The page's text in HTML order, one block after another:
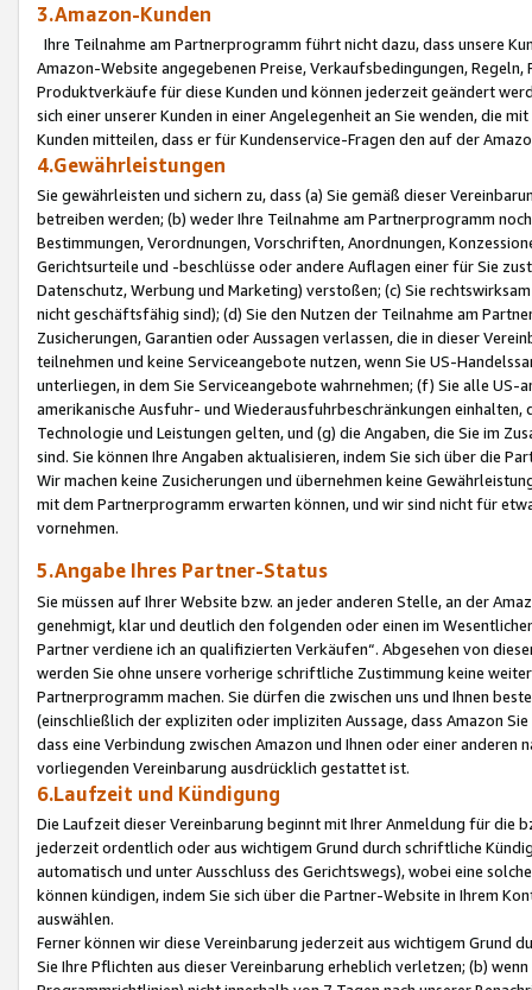
3.Amazon-Kunden
Ihre Teilnahme am Partnerprogramm führt nicht dazu, dass unsere
Amazon-Website angegebenen Preise, Verkaufsbedingungen,
Produktverkäufe für diese Kunden und können jederzeit geändert
sich einer unserer Kunden in einer Angelegenheit an Sie wenden, die
Kunden mitteilen, dass er für Kundenservice-Fragen den auf der
4.Gewährleistungen
Sie gewährleisten und sichern zu, dass (a) Sie gemäß dieser
betreiben werden; (b) weder Ihre Teilnahme am Partnerprogramm
Bestimmungen, Verordnungen, Vorschriften, Anordnungen,
Gerichtsurteile und -beschlüsse oder andere Auflagen einer für Sie
Datenschutz, Werbung und Marketing) verstoßen; (c) Sie
nicht geschäftsfähig sind); (d) Sie den Nutzen der Teilnahme am
Zusicherungen, Garantien oder Aussagen verlassen, die in dieser
teilnehmen und keine Serviceangebote nutzen, wenn Sie US-
unterliegen, in dem Sie Serviceangebote wahrnehmen; (f) Sie alle
amerikanische Ausfuhr- und Wiederausfuhrbeschränkungen
Technologie und Leistungen gelten, und (g) die Angaben, die Sie im
sind. Sie können Ihre Angaben aktualisieren, indem Sie sich über die
Wir machen keine Zusicherungen und übernehmen keine
mit dem Partnerprogramm erwarten können, und wir sind nicht für
vornehmen.
5.Angabe Ihres Partner-Status
Sie müssen auf Ihrer Website bzw. an jeder anderen Stelle, an der
genehmigt, klar und deutlich den folgenden oder einen im
Partner verdiene ich an qualifizierten Verkäufen“. Abgesehen von
werden Sie ohne unsere vorherige schriftliche Zustimmung keine
Partnerprogramm machen. Sie dürfen die zwischen uns und Ihnen
(einschließlich der expliziten oder impliziten Aussage, dass Amazon
dass eine Verbindung zwischen Amazon und Ihnen oder einer
vorliegenden Vereinbarung ausdrücklich gestattet ist.
6.Laufzeit und Kündigung
Die Laufzeit dieser Vereinbarung beginnt mit Ihrer Anmeldung für die
jederzeit ordentlich oder aus wichtigem Grund durch schriftliche
automatisch und unter Ausschluss des Gerichtswegs), wobei eine
können kündigen, indem Sie sich über die Partner-Website in Ihrem
auswählen.
Ferner können wir diese Vereinbarung jederzeit aus wichtigem Grund
Sie Ihre Pflichten aus dieser Vereinbarung erheblich verletzen; (b)